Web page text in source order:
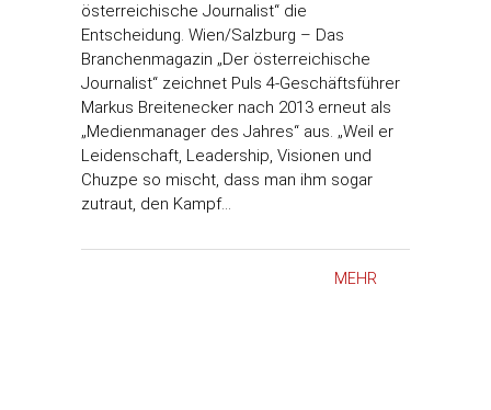
österreichische Journalist“ die
Entscheidung. Wien/Salzburg – Das
Branchenmagazin „Der österreichische
Journalist“ zeichnet Puls 4-Geschäftsführer
Markus Breitenecker nach 2013 erneut als
„Medienmanager des Jahres“ aus. „Weil er
Leidenschaft, Leadership, Visionen und
Chuzpe so mischt, dass man ihm sogar
zutraut, den Kampf…
MEHR